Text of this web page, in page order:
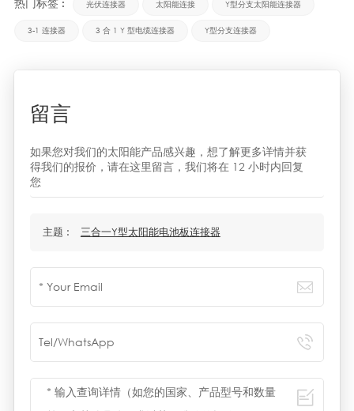
热门标签 : 光伏连接器 太阳能连接 Y型分支太阳能连接器
3-1 连接器 3 合 1 Y 型电缆连接器 Y型分支连接器
留言
如果您对我们的太阳能产品感兴趣，想了解更多详情并获
得我们的报价，请在这里留言，我们将在 12 小时内回复
您
主题 : 三合一Y型太阳能电池板连接器